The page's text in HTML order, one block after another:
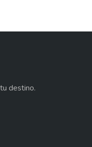
destino.